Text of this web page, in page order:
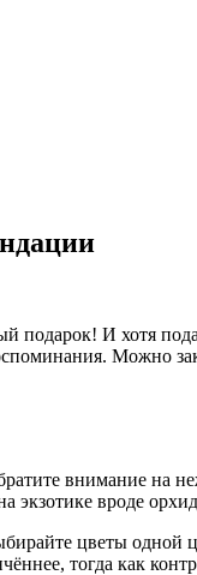
подарок! И хотя
Можно
внимание
вроде
цветы
тогда как